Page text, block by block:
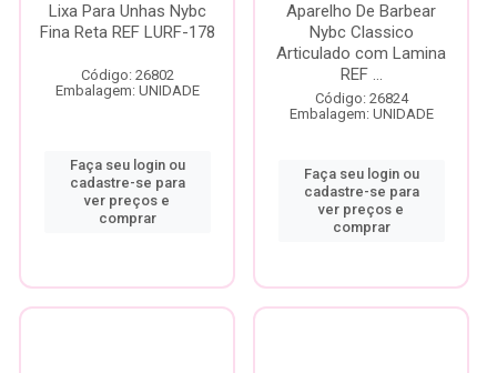
Lixa Para Unhas Nybc
Fina Reta REF LURF-178
Código: 26802
Embalagem: UNIDADE
Faça seu login ou
cadastre-se para
ver preços e
comprar
Aparelho De Barbear
Nybc Classico
Articulado com Lamina
REF ...
Código: 26824
Embalagem: UNIDADE
Faça seu login ou
cadastre-se para
ver preços e
comprar